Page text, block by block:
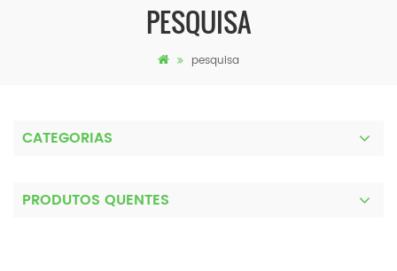
PESQUISA
pesquisa
CATEGORIAS
PRODUTOS QUENTES